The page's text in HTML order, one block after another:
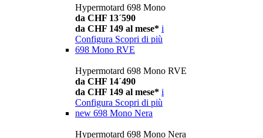
Hypermotard 698 Mono
da CHF 13´590
da CHF 149 al mese* i
Configura Scopri di più
698 Mono RVE
Hypermotard 698 Mono RVE
da CHF 14´490
da CHF 149 al mese* i
Configura Scopri di più
new 698 Mono Nera
Hypermotard 698 Mono Nera